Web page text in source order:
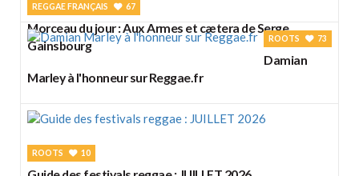
REGGAE FRANÇAIS 67
Morceau du jour : Aux Armes et cætera de Serge
Gainsbourg
ROOTS 73
Damian
Marley à l'honneur sur Reggae.fr
ROOTS 10